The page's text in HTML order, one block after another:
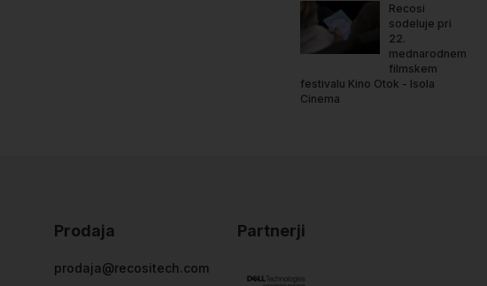
Recosi
sodeluje pri
22.
mednarodnem
filmskem
festivalu Kino Otok - Isola
Cinema
Prodaja
prodaja@recositech.com
Partnerji